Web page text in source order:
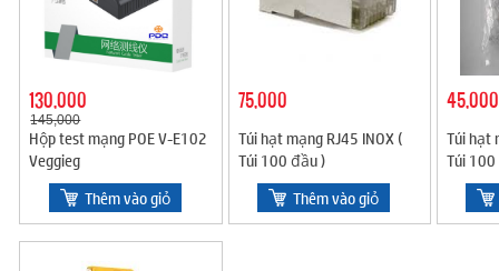
130,000
145,000
Hộp test mạng POE V-E102
Veggieg
Thêm vào giỏ
75,000
Túi hạt mạng RJ45 INOX (
Túi 100 đầu )
Thêm vào giỏ
45,000
Túi hạt
Túi